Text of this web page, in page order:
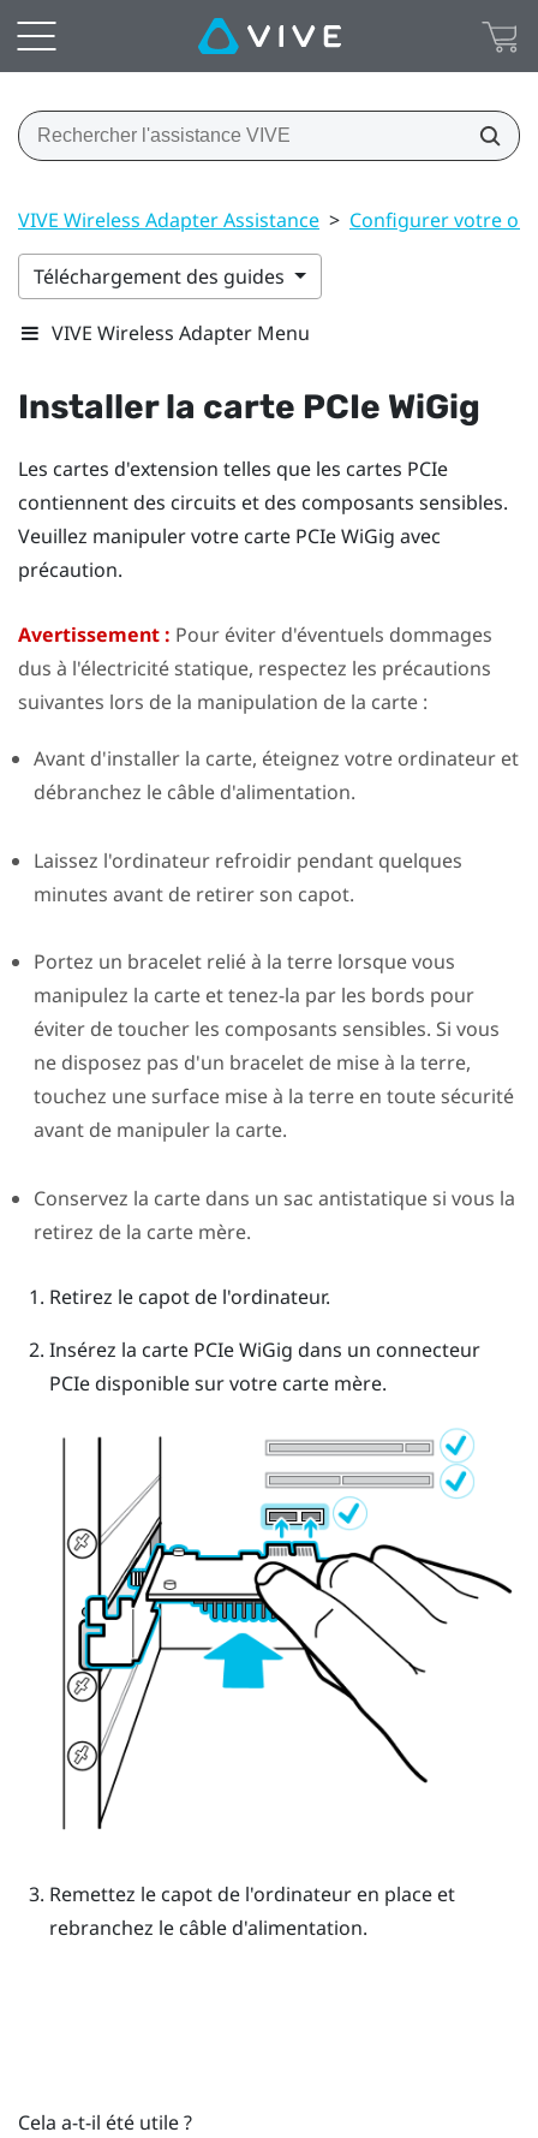
VIVE Wireless Adapter Assistance > Configurer votre
Téléchargement des guides
VIVE Wireless Adapter Menu
Installer la carte PCIe WiGig
Les cartes d'extension telles que les cartes PCIe
contiennent des circuits et des composants sensibles.
Veuillez manipuler votre carte PCIeWiGig avec
précaution.
Avertissement : Pour éviter d'éventuels dommages
dus à l'électricité statique, respectez les précautions
suivantes lors de la manipulation de la carte :
Avant d'installer la carte, éteignez votre ordinateur et
débranchez le câble d'alimentation.
Laissez l'ordinateur refroidir pendant quelques
minutes avant de retirer son capot.
Portez un bracelet relié à la terre lorsque vous
manipulez la carte et tenez-la par les bords pour
éviter de toucher les composants sensibles. Si vous
ne disposez pas d'un bracelet de mise à la terre,
touchez une surface mise à la terre en toute sécurité
avant de manipuler la carte.
Conservez la carte dans un sac antistatique si vous la
retirez de la carte mère.
Retirez le capot de l'ordinateur.
Insérez la carte PCIeWiGig dans un connecteur
PCIe disponible sur votre carte mère.
Remettez le capot de l'ordinateur en place et
rebranchez le câble d'alimentation.
Cela a-t-il été utile ?